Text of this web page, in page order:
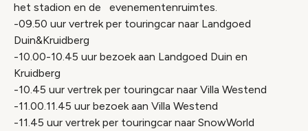
het stadion en de evenementenruimtes.
-09.50 uur vertrek per touringcar naar Landgoed
Duin&Kruidberg
-10.00-10.45 uur bezoek aan Landgoed Duin en
Kruidberg
-10.45 uur vertrek per touringcar naar Villa Westend
-11.00.11.45 uur bezoek aan Villa Westend
-11.45 uur vertrek per touringcar naar SnowWorld